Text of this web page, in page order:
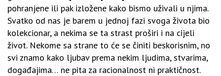
pohranjene ili pak izložene kako bismo uživali u njima.
Svatko od nas je barem u jednoj fazi svoga života bio
kolekcionar, a nekima se ta strast proširi i na cijeli
život. Nekome sa strane to će se činiti beskorisnim, no
svi znamo kako ljubav prema nekim ljudima, stvarima,
događajima… ne pita za racionalnost ni praktičnost.